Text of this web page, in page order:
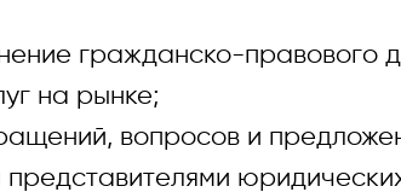
гражданско-правового
на рынке;
вопросов и